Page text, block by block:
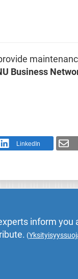
Business
LinkedIn
inform you
(